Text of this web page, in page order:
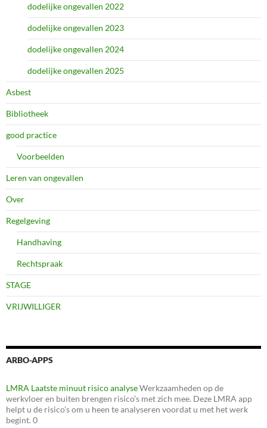
dodelijke ongevallen 2022
dodelijke ongevallen 2023
dodelijke ongevallen 2024
dodelijke ongevallen 2025
Asbest
Bibliotheek
good practice
Voorbeelden
Leren van ongevallen
Over
Regelgeving
Handhaving
Rechtspraak
STAGE
VRIJWILLIGER
ARBO-APPS
LMRA Laatste minuut risico analyseWerkzaamheden op de
werkvloer en buiten brengen risico’s met zich mee. Deze LMRA app
helpt u de risico’s om u heen te analyseren voordat u met het werk
begint. 0